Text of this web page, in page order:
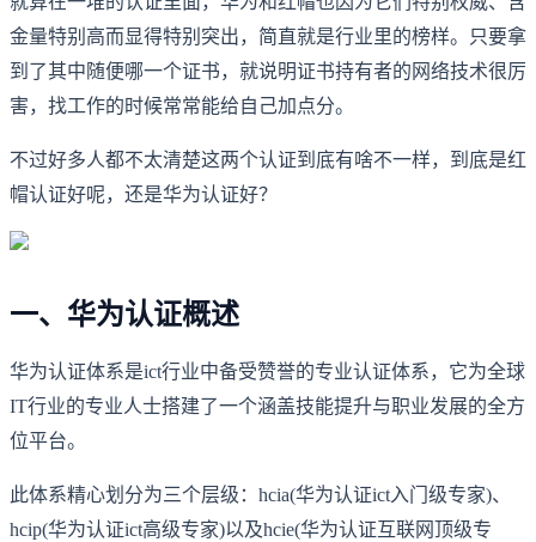
金量特别高而显得特别突出，简直就是行业里的榜样。只要拿
到了其中随便哪一个证书，就说明证书持有者的网络技术很厉
害，找工作的时候常常能给自己加点分。
不过好多人都不太清楚这两个认证到底有啥不一样，到底是红
帽认证好呢，还是华为认证好？
一、华为认证概述
华为认证体系是ict行业中备受赞誉的专业认证体系，它为全球
IT行业的专业人士搭建了一个涵盖技能提升与职业发展的全方
位平台。
此体系精心划分为三个层级：hcia(华为认证ict入门级专家)、
hcip(华为认证ict高级专家)以及hcie(华为认证互联网顶级专